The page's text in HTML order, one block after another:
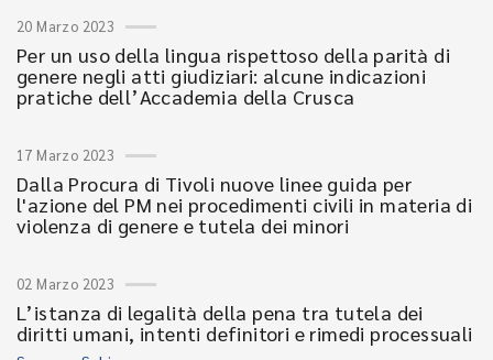
20 Marzo 2023
Per un uso della lingua rispettoso della parità di
genere negli atti giudiziari: alcune indicazioni
pratiche dell’Accademia della Crusca
17 Marzo 2023
Dalla Procura di Tivoli nuove linee guida per
l'azione del PM nei procedimenti civili in materia di
violenza di genere e tutela dei minori
02 Marzo 2023
L’istanza di legalità della pena tra tutela dei
diritti umani, intenti definitori e rimedi processuali